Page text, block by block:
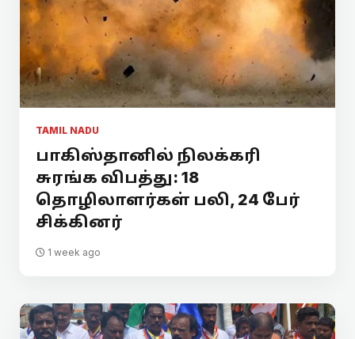
TAMIL NADU
பாகிஸ்தானில் நிலக்கரி
சுரங்க விபத்து: 18
தொழிலாளர்கள் பலி, 24 பேர்
சிக்கினர்
1 week ago